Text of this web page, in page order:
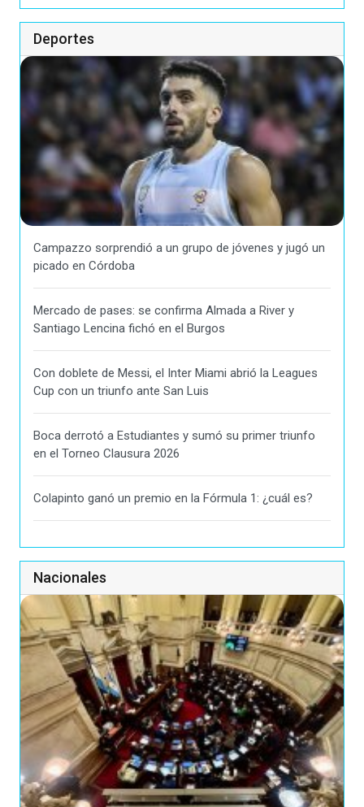
Deportes
Campazzo sorprendió a un grupo de jóvenes y jugó un
picado en Córdoba
Mercado de pases: se confirma Almada a River y
Santiago Lencina fichó en el Burgos
Con doblete de Messi, el Inter Miami abrió la Leagues
Cup con un triunfo ante San Luis
Boca derrotó a Estudiantes y sumó su primer triunfo
en el Torneo Clausura 2026
Colapinto ganó un premio en la Fórmula 1: ¿cuál es?
Nacionales